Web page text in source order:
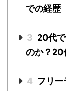
での経歴
3 20代
のか？20
4 フリー